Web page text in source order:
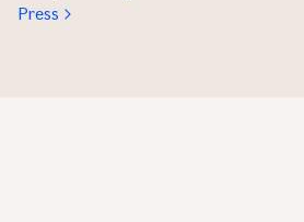
Press